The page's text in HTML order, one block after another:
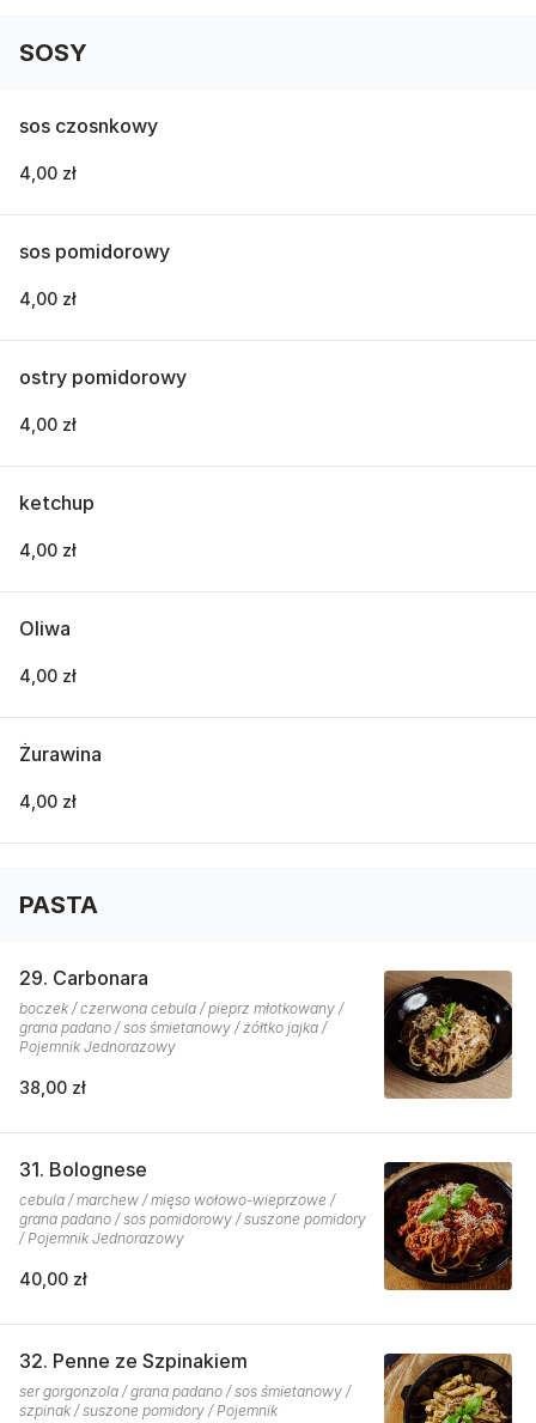
SOSY
sos czosnkowy
4,00 zł
sos pomidorowy
4,00 zł
ostry pomidorowy
4,00 zł
ketchup
4,00 zł
Oliwa
4,00 zł
Żurawina
4,00 zł
PASTA
29. Carbonara
boczek / czerwona cebula / pieprz młotkowany /
grana padano / sos śmietanowy / żółtko jajka /
Pojemnik Jednorazowy
38,00 zł
31. Bolognese
cebula / marchew / mięso wołowo-wieprzowe /
grana padano / sos pomidorowy / suszone pomidory
/ Pojemnik Jednorazowy
40,00 zł
32. Penne ze Szpinakiem
ser gorgonzola / grana padano / sos śmietanowy /
szpinak / suszone pomidory / Pojemnik